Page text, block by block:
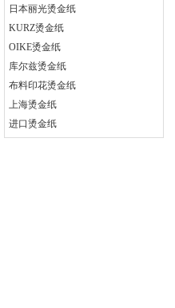
日本丽光烫金纸
KURZ烫金纸
OIKE烫金纸
库尔兹烫金纸
布料印花烫金纸
上海烫金纸
进口烫金纸